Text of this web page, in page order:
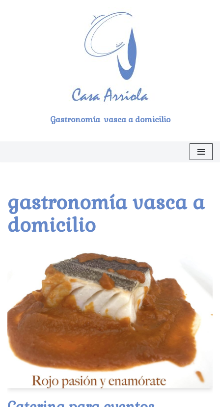
Gastronomía vasca a domicilio
gastronomía vasca a
domicilio